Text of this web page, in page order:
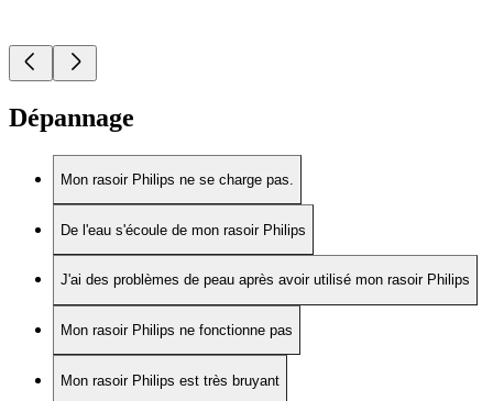
Dépannage
Mon rasoir Philips ne se charge pas.
De l'eau s'écoule de mon rasoir Philips
J'ai des problèmes de peau après avoir utilisé mon rasoir Philips
Mon rasoir Philips ne fonctionne pas
Mon rasoir Philips est très bruyant